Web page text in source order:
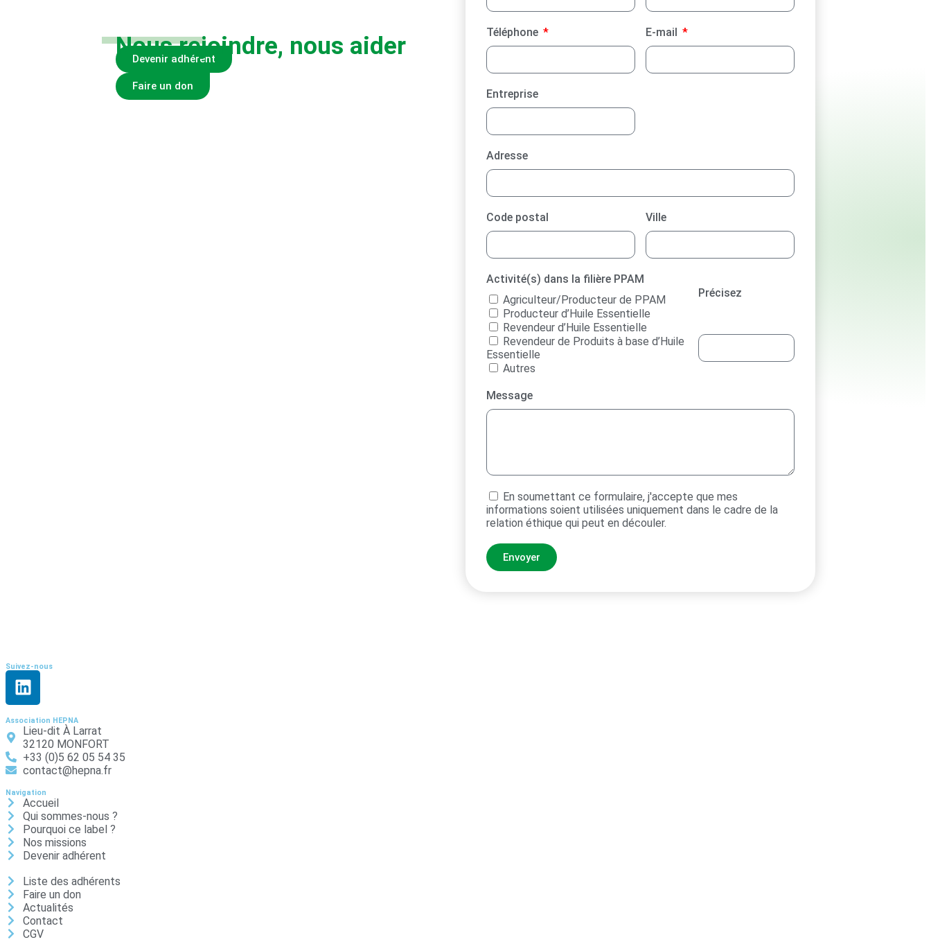
Nous rejoindre, nous aider
Devenir adhérent
Faire un don
Téléphone E-mail
Entreprise
Adresse
Code postal Ville
Activité(s) dans la filière PPAM
Agriculteur/Producteur de PPAM
Producteur d’Huile Essentielle
Revendeur d’Huile Essentielle
Revendeur de Produits à base d’Huile
Essentielle
Autres
Précisez
Message
En soumettant ce formulaire, j'accepte que mes
informations soient utilisées uniquement dans le cadre de la
relation éthique qui peut en découler.
Envoyer
Suivez-nous
Association HEPNA
Lieu-dit À Larrat
32120 MONFORT
+33 (0)5 62 05 54 35
contact@hepna.fr
Navigation
Accueil
Qui sommes-nous ?
Pourquoi ce label ?
Nos missions
Devenir adhérent
Liste des adhérents
Faire un don
Actualités
Contact
CGV